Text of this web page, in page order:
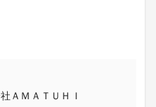
ＡＭＡＴＵＨＩ